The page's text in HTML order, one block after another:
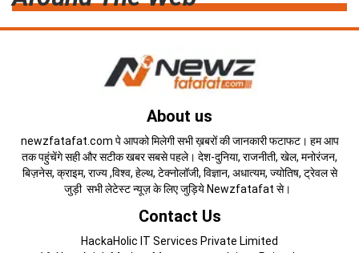
About us
newzfatafat.com पे आपको मिलेगी सभी ख़बरों की जानकारी फटाफट। हम आप
तक पहुंचेंगे सही और सटीक खबर सबसे पहले। देश-दुनिया, राजनीती, खेल, मनोरंजन,
बिज़नेस, क्राइम, राज्य ,विश्व, हेल्थ, टेक्नोलॉजी, विज्ञान, अधात्यम, ज्योतिष, ट्रेवल से
जुड़ी सभी लेटेस्ट न्यूज़ के लिए जुड़िये Newzfatafat से।
Contact Us
HackaHolic IT Services Private Limited